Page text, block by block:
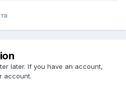
later. If you have an account,
account.